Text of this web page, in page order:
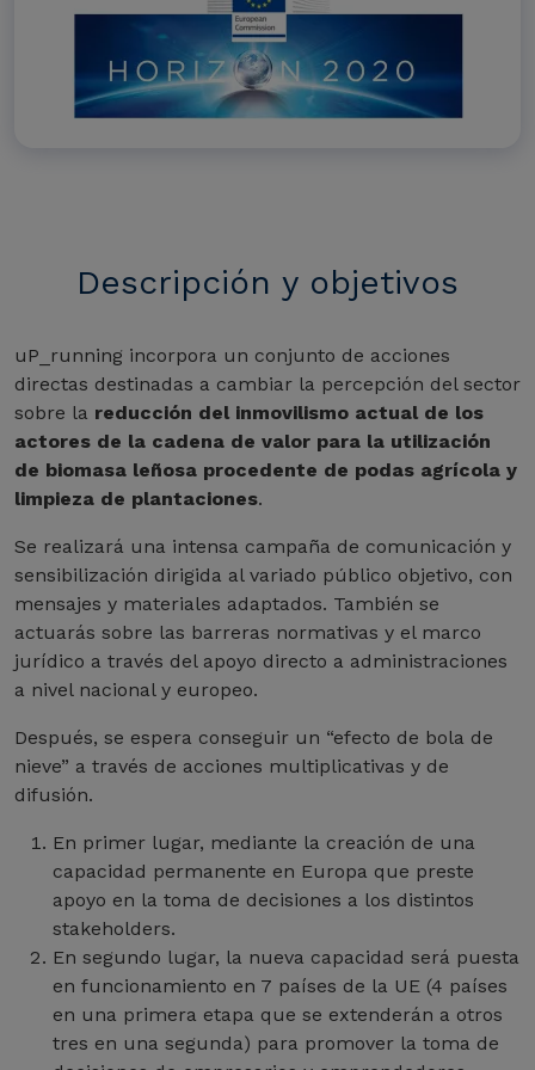
Descripción y objetivos
uP_running incorpora un conjunto de acciones
directas destinadas a cambiar la percepción del sector
sobre la reducción del inmovilismo actual de los
actores de la cadena de valor para la utilización
de biomasa leñosa procedente de podas agrícola y
limpieza de plantaciones.
Se realizará una intensa campaña de comunicación y
sensibilización dirigida al variado público objetivo, con
mensajes y materiales adaptados. También se
actuarás sobre las barreras normativas y el marco
jurídico a través del apoyo directo a administraciones
a nivel nacional y europeo.
Después, se espera conseguir un “efecto de bola de
nieve” a través de acciones multiplicativas y de
difusión.
En primer lugar, mediante la creación de una
capacidad permanente en Europa que preste
apoyo en la toma de decisiones a los distintos
stakeholders.
En segundo lugar, la nueva capacidad será puesta
en funcionamiento en 7 países de la UE (4 países
en una primera etapa que se extenderán a otros
tres en una segunda) para promover la toma de